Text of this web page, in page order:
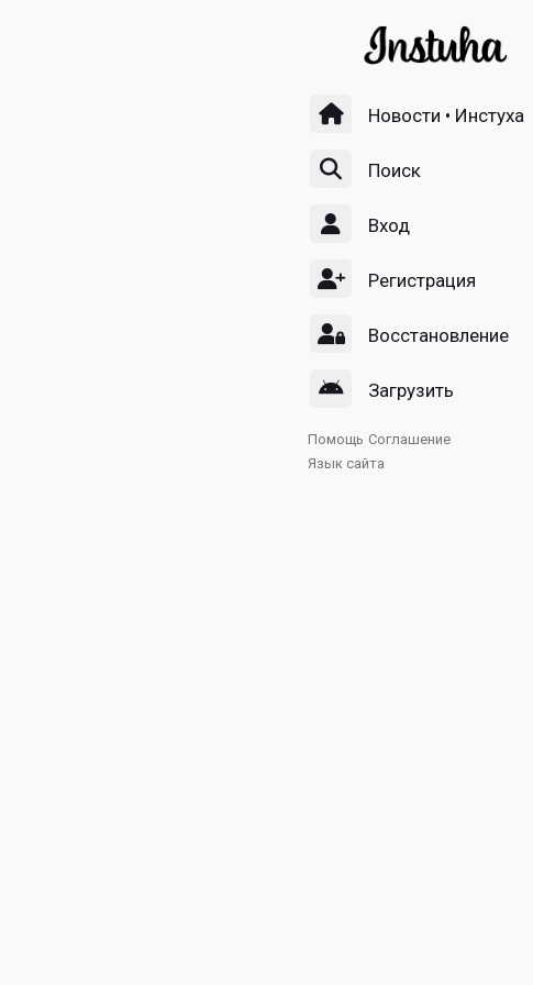
Новости • Инстуха
Поиск
Вход
Регистрация
Восстановление
Загрузить
Помощь Соглашение
Язык сайта